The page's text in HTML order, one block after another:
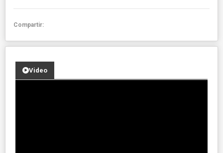
Compartir:
Video